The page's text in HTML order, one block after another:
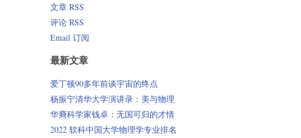
文章 RSS
评论 RSS
Email 订阅
最新文章
爱丁顿90多年前谈宇宙的终点
杨振宁清华大学演讲录：美与物理
华裔科学家钱卓：无国可归的才情
2022 软科中国大学物理学专业排名